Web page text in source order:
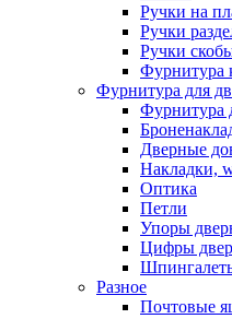
Ручки на
Ручки
Ручки
Фурнитура
Фурнитура для
Фурнитура
Дверные
Накладки,
Оптика
Петли
Упоры
Цифры
Разное
Почтовые